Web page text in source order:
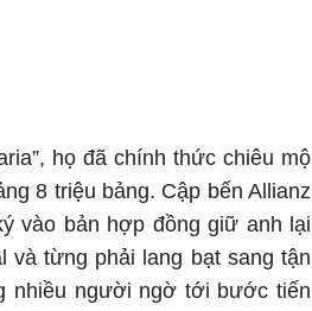
họ đã chính thức chiêu mộ
8 triệu bảng. Cập bến Allianz
vào bản hợp đồng giữ anh lại
và từng phải lang bạt sang tận
nhiều người ngờ tới bước tiến